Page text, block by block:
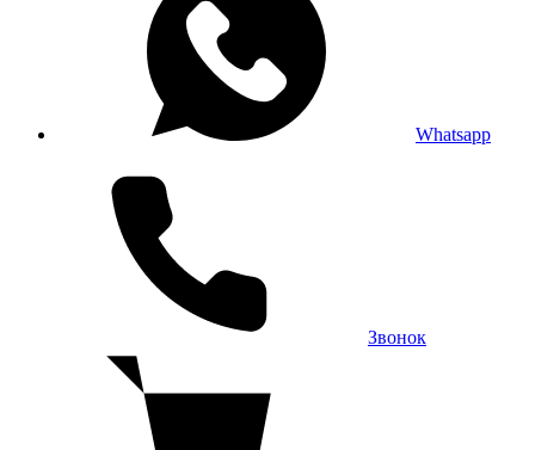
Whatsapp
Звонок